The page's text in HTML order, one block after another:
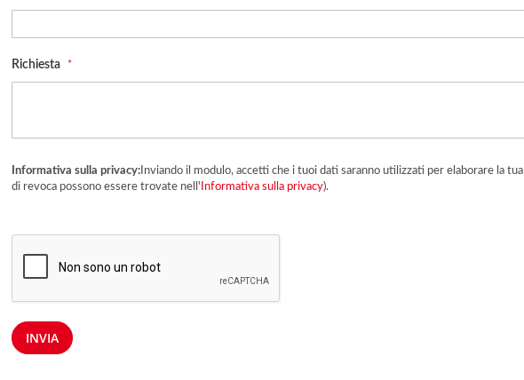
Richiesta
Informativa sulla privacy:Inviando il modulo, accetti che i tuoi dati saranno utilizzati per elaborare la
di revoca possono essere trovate nell' Informativa sulla privacy).
INVIA